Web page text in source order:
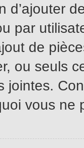
d’ajouter
par
de
ou seuls
jointes.
vous ne